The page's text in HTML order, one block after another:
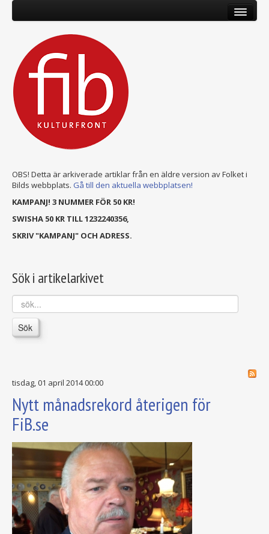
OBS! Detta är arkiverade artiklar från en äldre version av Folket i
Bilds webbplats. Gå till den aktuella webbplatsen!
KAMPANJ! 3 NUMMER FÖR 50 KR!
SWISHA 50 KR TILL 1232240356,
SKRIV "KAMPANJ" OCH ADRESS.
Sök i artikelarkivet
sök...
Sök
tisdag, 01 april 2014 00:00
Nytt månadsrekord återigen för
FiB.se